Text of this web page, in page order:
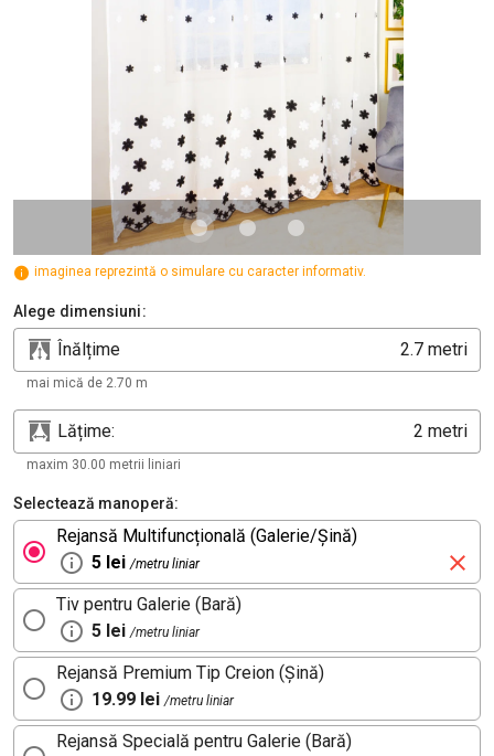
imaginea reprezintă o simulare cu caracter informativ.
Alege dimensiuni:
Înălțime metri
mai mică de 2.70 m
Lățime: metri
maxim 30.00 metrii liniari
Selectează manoperă:
Rejansă Multifuncțională (Galerie/Șină)
5 lei /metru liniar
Tiv pentru Galerie (Bară)
5 lei /metru liniar
Rejansă Premium Tip Creion (Șină)
19.99 lei /metru liniar
Rejansă Specială pentru Galerie (Bară)